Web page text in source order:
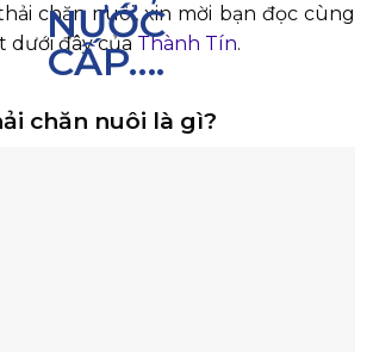
chăn nuôi, xin mời bạn đọc cùng
dưới đây của Thành Tín.
chăn nuôi là gì?